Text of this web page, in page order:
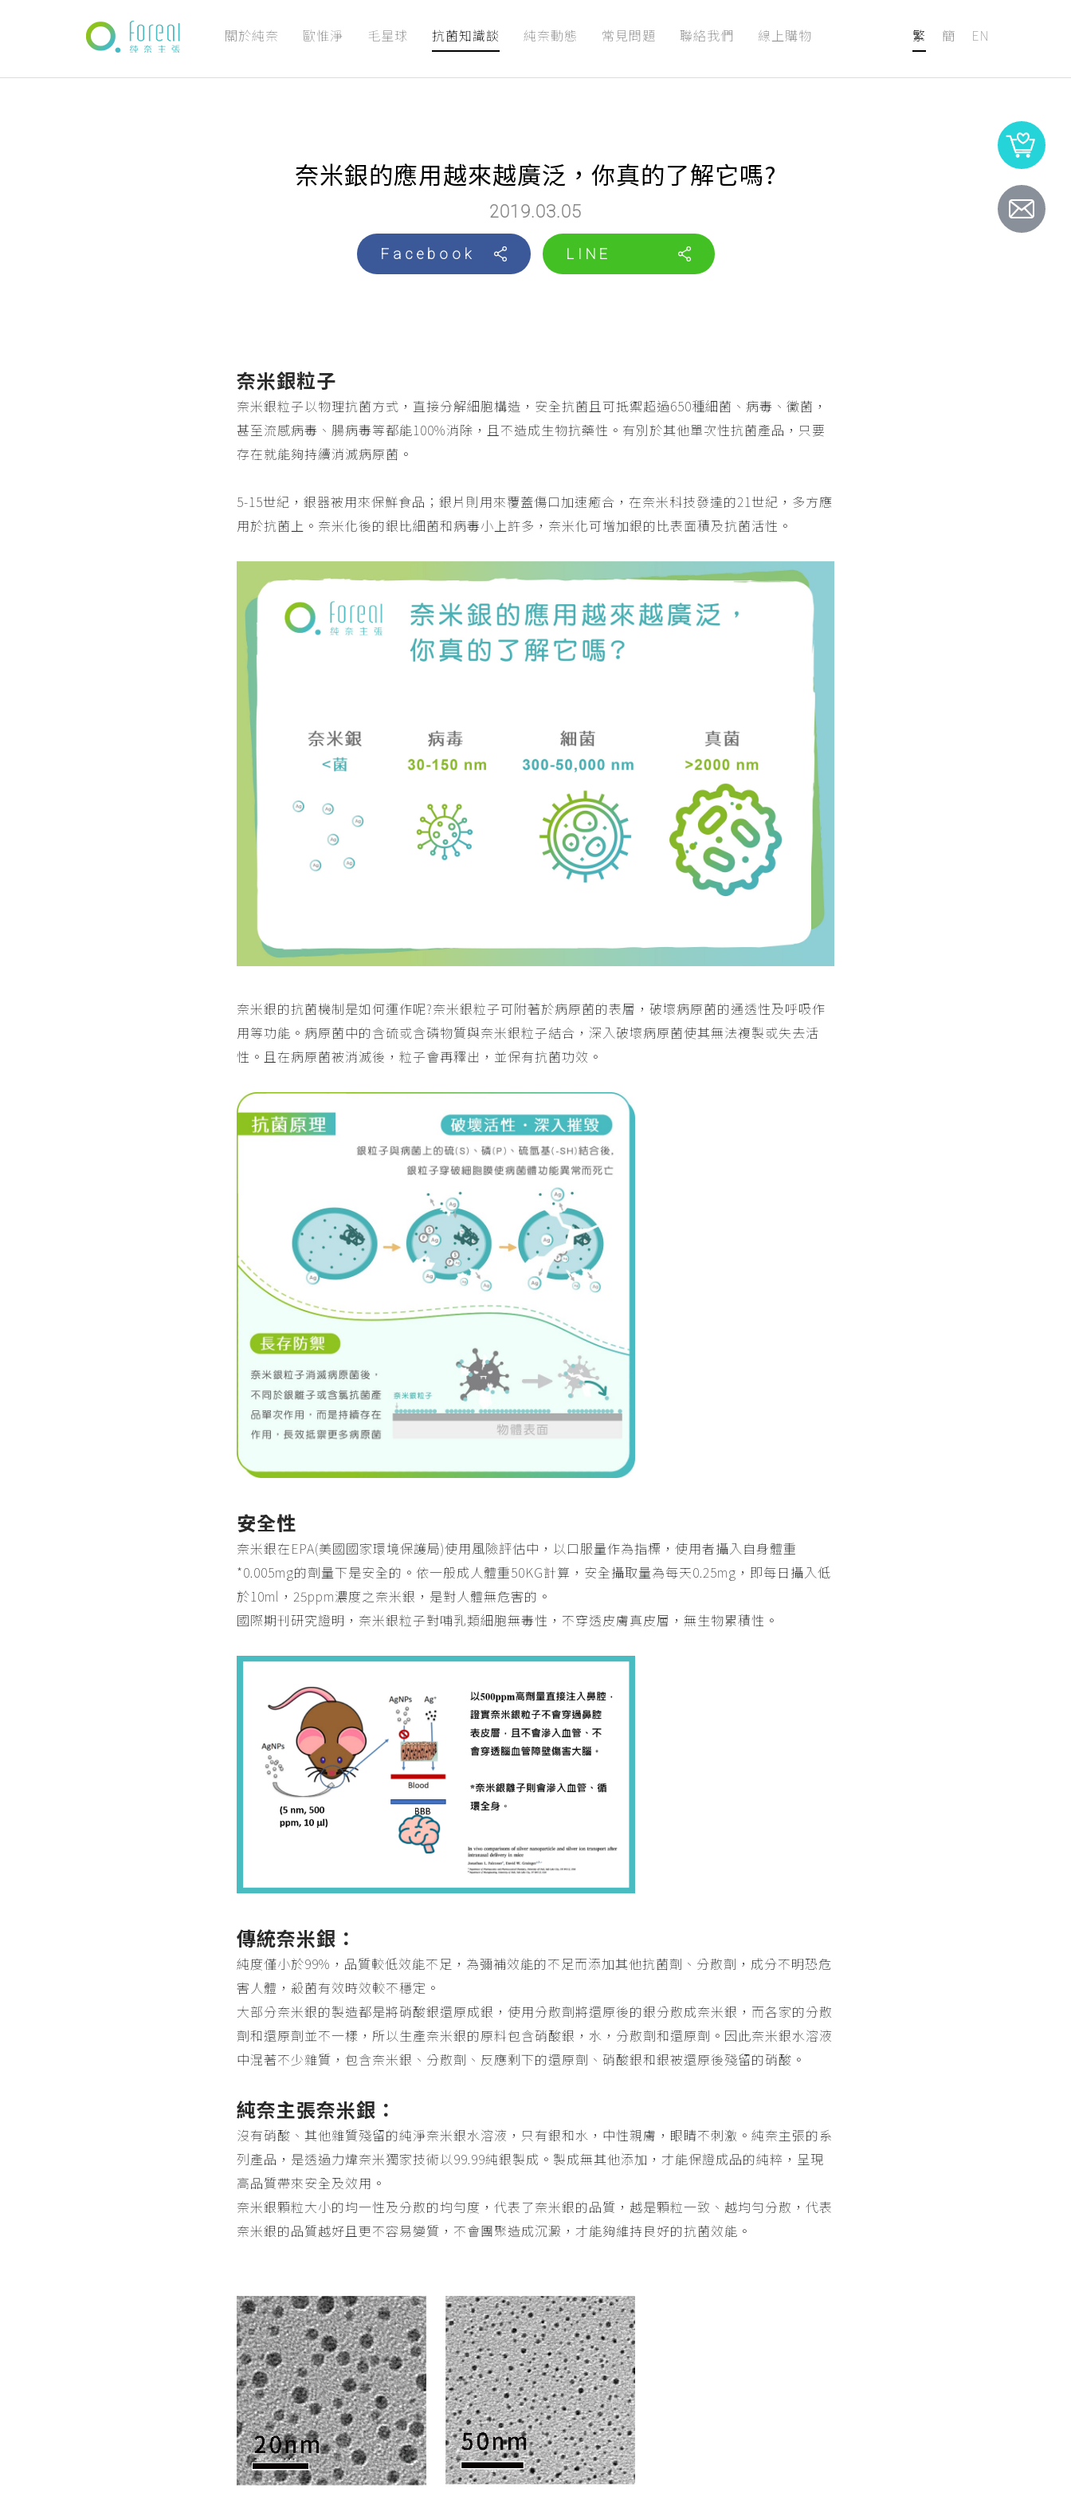
關於純奈 歐惟淨 毛星球 抗菌知識談 純奈動態 常見問題 聯絡我們 線上購物 繁 簡 EN
奈米銀的應用越來越廣泛，你真的了解它嗎?
2019.03.05
Facebook LINE
奈米銀粒子
奈米銀粒子以物理抗菌方式，直接分解細胞構造，安全抗菌且可抵禦超過650種細菌、病毒、黴菌，
甚至流感病毒、腸病毒等都能100%消除，且不造成生物抗藥性。有別於其他單次性抗菌產品，只要
存在就能夠持續消滅病原菌。
5-15世紀，銀器被用來保鮮食品；銀片則用來覆蓋傷口加速癒合，在奈米科技發達的21世紀，多方應
用於抗菌上。奈米化後的銀比細菌和病毒小上許多，奈米化可增加銀的比表面積及抗菌活性。
奈米銀的抗菌機制是如何運作呢?奈米銀粒子可附著於病原菌的表層，破壞病原菌的通透性及呼吸作
用等功能。病原菌中的含硫或含磷物質與奈米銀粒子結合，深入破壞病原菌使其無法複製或失去活
性。且在病原菌被消滅後，粒子會再釋出，並保有抗菌功效。
安全性
奈米銀在EPA(美國國家環境保護局)使用風險評估中，以口服量作為指標，使用者攝入自身體重
*0.005mg的劑量下是安全的。依一般成人體重50KG計算，安全攝取量為每天0.25mg，即每日攝入低
於10ml，25ppm濃度之奈米銀，是對人體無危害的。
國際期刊研究證明，奈米銀粒子對哺乳類細胞無毒性，不穿透皮膚真皮層，無生物累積性。
傳統奈米銀：
純度僅小於99%，品質較低效能不足，為彌補效能的不足而添加其他抗菌劑、分散劑，成分不明恐危
害人體，殺菌有效時效較不穩定。
大部分奈米銀的製造都是將硝酸銀還原成銀，使用分散劑將還原後的銀分散成奈米銀，而各家的分散
劑和還原劑並不一樣，所以生產奈米銀的原料包含硝酸銀，水，分散劑和還原劑。因此奈米銀水溶液
中混著不少雜質，包含奈米銀、分散劑、反應剩下的還原劑、硝酸銀和銀被還原後殘留的硝酸。
純奈主張奈米銀：
沒有硝酸、其他雜質殘留的純淨奈米銀水溶液，只有銀和水，中性親膚，眼睛不刺激。純奈主張的系
列產品，是透過力煒奈米獨家技術以99.99純銀製成。製成無其他添加，才能保證成品的純粹，呈現
高品質帶來安全及效用。
奈米銀顆粒大小的均一性及分散的均勻度，代表了奈米銀的品質，越是顆粒一致、越均勻分散，代表
奈米銀的品質越好且更不容易變質，不會團聚造成沉澱，才能夠維持良好的抗菌效能。